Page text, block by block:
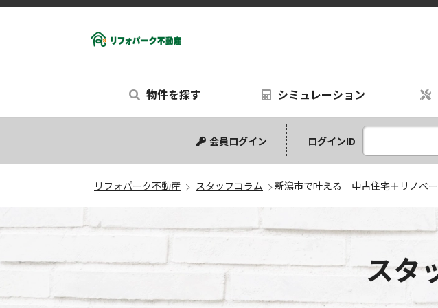
物件を探す
中古一戸建て
中古マンション
新築一戸建て
シミュレーション
シミュレーション
リノベーションプラン
会員ログイン ログインID
リフォパーク不動産 スタッフコラム 新潟市で叶える 中古住宅＋リノベ
スタ